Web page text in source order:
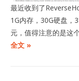
最近收到了
1G内存，30G硬盘，
元，值得注意的是这
全文 »